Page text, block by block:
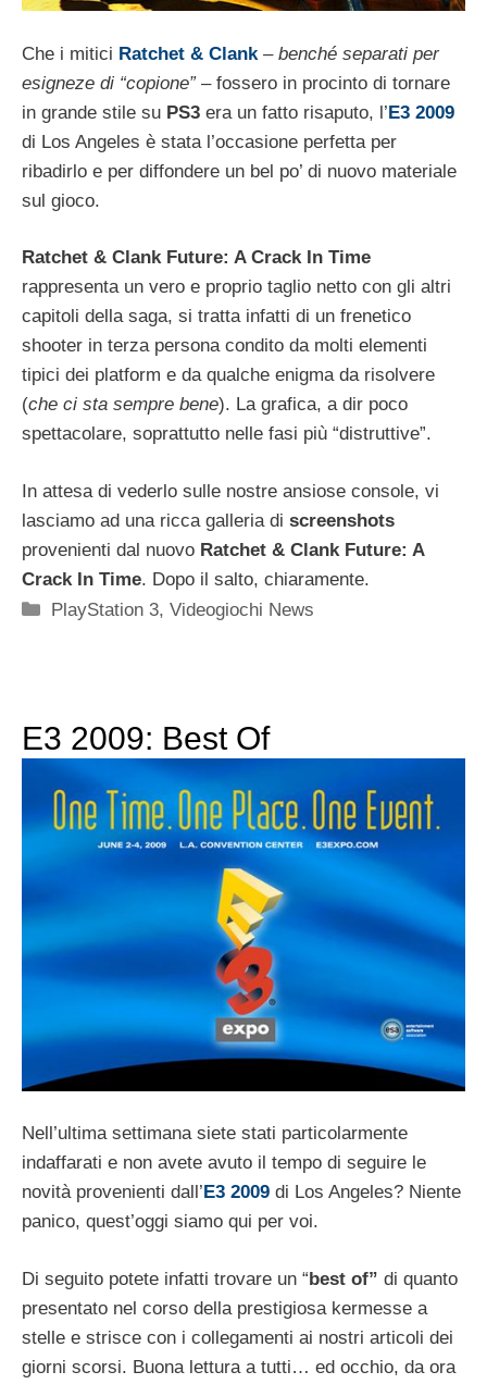
Che i mitici Ratchet & Clank– benché separati per
esigneze di “copione” – fossero in procinto di tornare
in grande stile su PS3 era un fatto risaputo, l’E3 2009
di Los Angeles è stata l’occasione perfetta per
ribadirlo e per diffondere un bel po’ di nuovo materiale
sul gioco.
Ratchet & Clank Future: A Crack In Time
rappresenta un vero e proprio taglio netto con gli altri
capitoli della saga, si tratta infatti di un frenetico
shooter in terza persona condito da molti elementi
tipici dei platform e da qualche enigma da risolvere
(che ci sta sempre bene). La grafica, a dir poco
spettacolare, soprattutto nelle fasi più “distruttive”.
In attesa di vederlo sulle nostre ansiose console, vi
lasciamo ad una ricca galleria di screenshots
provenienti dal nuovo Ratchet & Clank Future: A
Crack In Time. Dopo il salto, chiaramente.
Categorie
PlayStation 3,Videogiochi News
E3 2009: Best Of
Nell’ultima settimana siete stati particolarmente
indaffarati e non avete avuto il tempo di seguire le
novità provenienti dall’ E3 2009 di Los Angeles? Niente
panico, quest’oggi siamo qui per voi.
Di seguito potete infatti trovare un “best of” di quanto
presentato nel corso della prestigiosa kermesse a
stelle e strisce con i collegamenti ai nostri articoli dei
giorni scorsi. Buona lettura a tutti… ed occhio, da ora